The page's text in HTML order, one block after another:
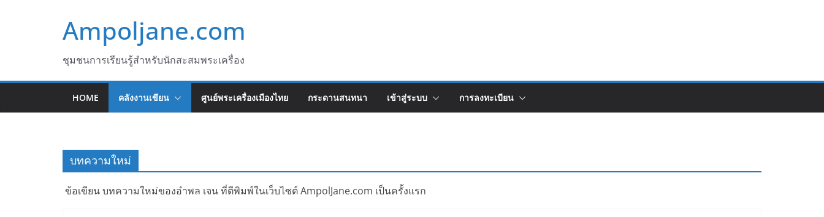
Ampoljane.com
ชุมชนการเรียนรู้สำหรับนักสะสมพระเครื่อง
HOME คลังงานเขียน ศูนย์พระเครื่องเมืองไทย กระดานสนทนา เข้าสู่ระบบ การลงทะเบียน
บทความใหม่
ข้อเขียน บทความใหม่ของอำพล เจน ที่ตีพิมพ์ในเว็บไซต์ AmpolJane.com เป็นครั้งแรก